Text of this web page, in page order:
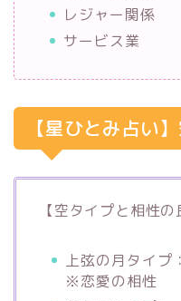
レジャー関係
サービス業
【星ひとみ占い
【空タイプと相性の
上弦の月タイ
※恋愛の相性